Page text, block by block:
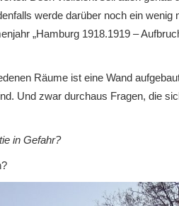
werde darüber noch ein wenig
„Hamburg 1918.1919 –
Räume ist eine Wand
Und zwar durchaus Fragen, die
in Gefahr?